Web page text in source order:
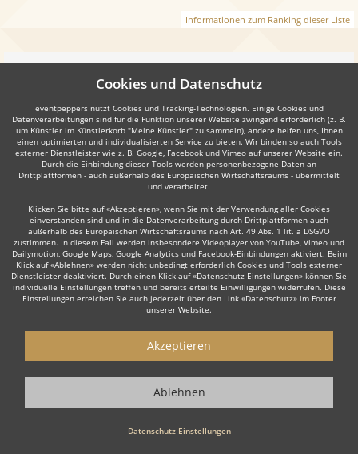
Informationen zum Ranking dieser Liste
Weiter
Auch interessant:
Trompeter Trauerredner Dudelsackspieler
Starten Sie mit dem Button 'Kostenlos anfragen' eine Anfrage an die für
Sie interessanten Moderatoren - also z. B. bestimmte Redner. Diesen
Button finden Sie auf den jeweiligen Künstler-Profil-Seiten der Redner.
Cookies und Datenschutz
eventpeppers nutzt Cookies und Tracking-Technologien. Einige Cookies und
Datenverarbeitungen sind für die Funktion unserer Website zwingend erforderlich (z. B.
um Künstler im Künstlerkorb "Meine Künstler" zu sammeln), andere helfen uns, Ihnen
einen optimierten und individualisierten Service zu bieten. Wir binden so auch Tools
externer Dienstleister wie z. B. Google, Facebook und Vimeo auf unserer Website ein.
Durch die Einbindung dieser Tools werden personenbezogene Daten an
Drittplattformen - auch außerhalb des Europäischen Wirtschaftsraums - übermittelt
und verarbeitet.
Klicken Sie bitte auf «Akzeptieren», wenn Sie mit der Verwendung aller Cookies
einverstanden sind und in die Datenverarbeitung durch Drittplattformen auch
außerhalb des Europäischen Wirtschaftsraums nach Art. 49 Abs. 1 lit. a DSGVO
zustimmen. In diesem Fall werden insbesondere Videoplayer von YouTube, Vimeo und
Dailymotion, Google Maps, Google Analytics und Facebook-Einbindungen aktiviert. Beim
Klick auf «Ablehnen» werden nicht unbedingt erforderlich Cookies und Tools externer
Dienstleister deaktiviert. Durch einen Klick auf «Datenschutz-Einstellungen» können Sie
individuelle Einstellungen treffen und bereits erteilte Einwilligungen widerrufen. Diese
Einstellungen erreichen Sie auch jederzeit über den Link «Datenschutz» im Footer
unserer Website.
Datenschutz-Einstellungen
Akzeptieren
Ablehnen